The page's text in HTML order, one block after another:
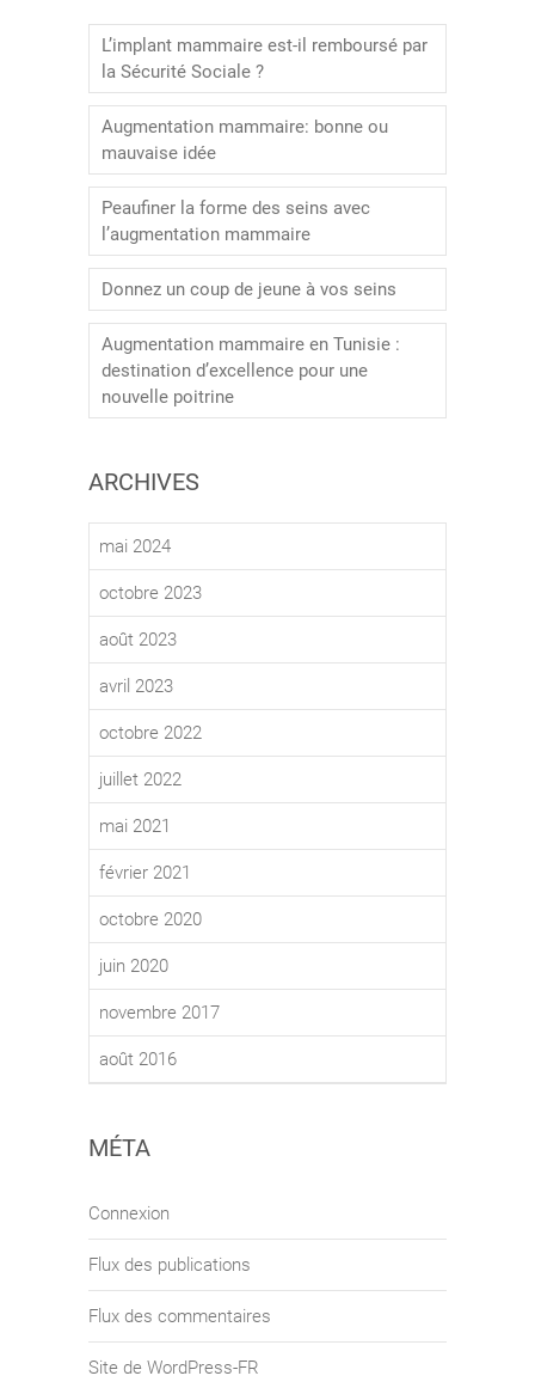
L’implant mammaire est-il remboursé par
la Sécurité Sociale ?
Augmentation mammaire: bonne ou
mauvaise idée
Peaufiner la forme des seins avec
l’augmentation mammaire
Donnez un coup de jeune à vos seins
Augmentation mammaire en Tunisie :
destination d’excellence pour une
nouvelle poitrine
ARCHIVES
mai 2024
octobre 2023
août 2023
avril 2023
octobre 2022
juillet 2022
mai 2021
février 2021
octobre 2020
juin 2020
novembre 2017
août 2016
MÉTA
Connexion
Flux des publications
Flux des commentaires
Site de WordPress-FR